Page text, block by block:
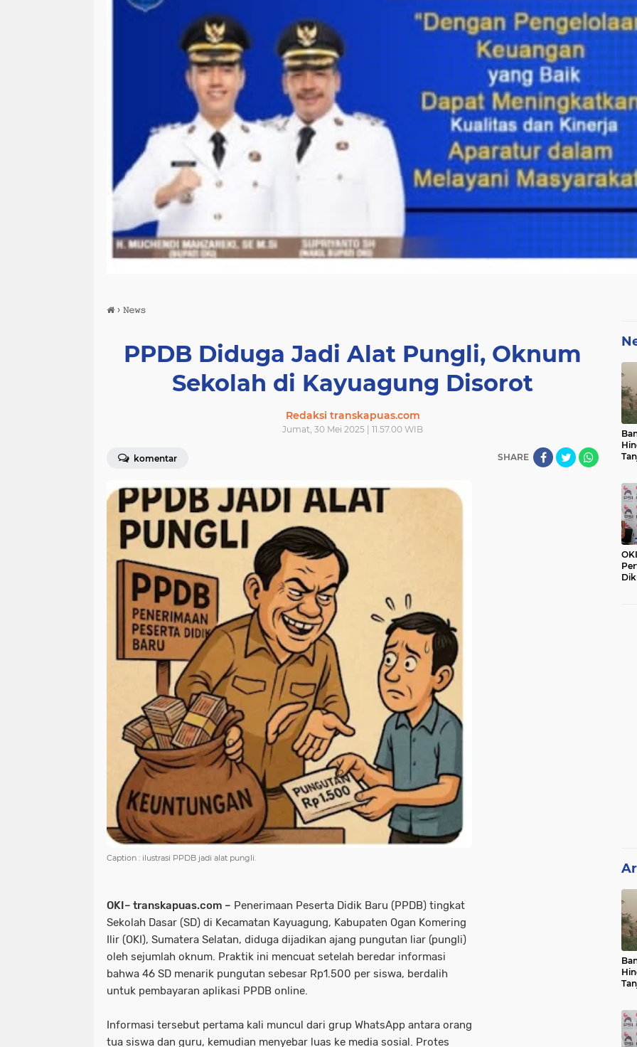
› 𝙽𝚎𝚠𝚜
PPDB Diduga Jadi Alat Pungli, Oknum
Sekolah di Kayuagung Disorot
Redaksi transkapuas.com
Jumat, 30 Mei 2025 | 11.57.00 WIB
komentar SHARE
Caption : ilustrasi PPDB jadi alat pungli.
OKI– transkapuas.com – Penerimaan Peserta Didik Baru (PPDB) tingkat
Sekolah Dasar (SD) di Kecamatan Kayuagung, Kabupaten Ogan Komering
Ilir (OKI), Sumatera Selatan, diduga dijadikan ajang pungutan liar (pungli)
oleh sejumlah oknum. Praktik ini mencuat setelah beredar informasi
bahwa 46 SD menarik pungutan sebesar Rp1.500 per siswa, berdalih
untuk pembayaran aplikasi PPDB online.
Informasi tersebut pertama kali muncul dari grup WhatsApp antara orang
tua siswa dan guru, kemudian menyebar luas ke media sosial. Protes